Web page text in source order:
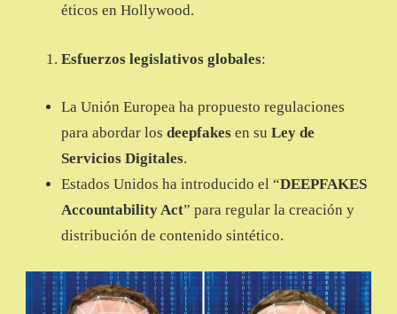
éticos en Hollywood.
Esfuerzos legislativos globales:
La Unión Europea ha propuesto regulaciones
para abordar los deepfakes en su Ley de
Servicios Digitales.
Estados Unidos ha introducido el “DEEPFAKES
Accountability Act” para regular la creación y
distribución de contenido sintético.